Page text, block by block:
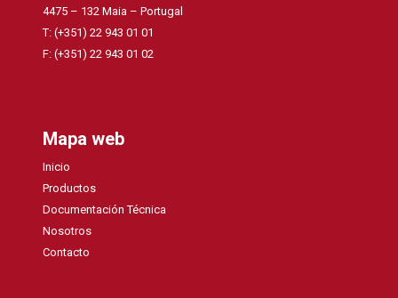
4475 – 132 Maia – Portugal
T: (+351) 22 943 01 01
F: (+351) 22 943 01 02
Mapa web
Inicio
Productos
Documentación Técnica
Nosotros
Contacto